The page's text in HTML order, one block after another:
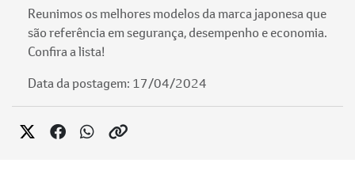
Reunimos os melhores modelos da marca japonesa que
são referência em segurança, desempenho e economia.
Confira a lista!
Data da postagem: 17/04/2024